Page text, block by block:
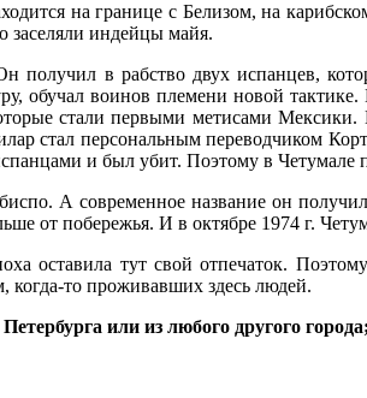
на границе с Белизом, на
заселяли индейцы майя.
в рабство двух испанцев,
обучал воинов племени новой
стали первыми метисами
стал персональным переводчиком
и был убит. Поэтому в Четумале
А современное название он
от побережья. И в октябре 1974 г.
оставила тут свой отпечаток.
когда-то проживавших здесь людей.
или из любого другого